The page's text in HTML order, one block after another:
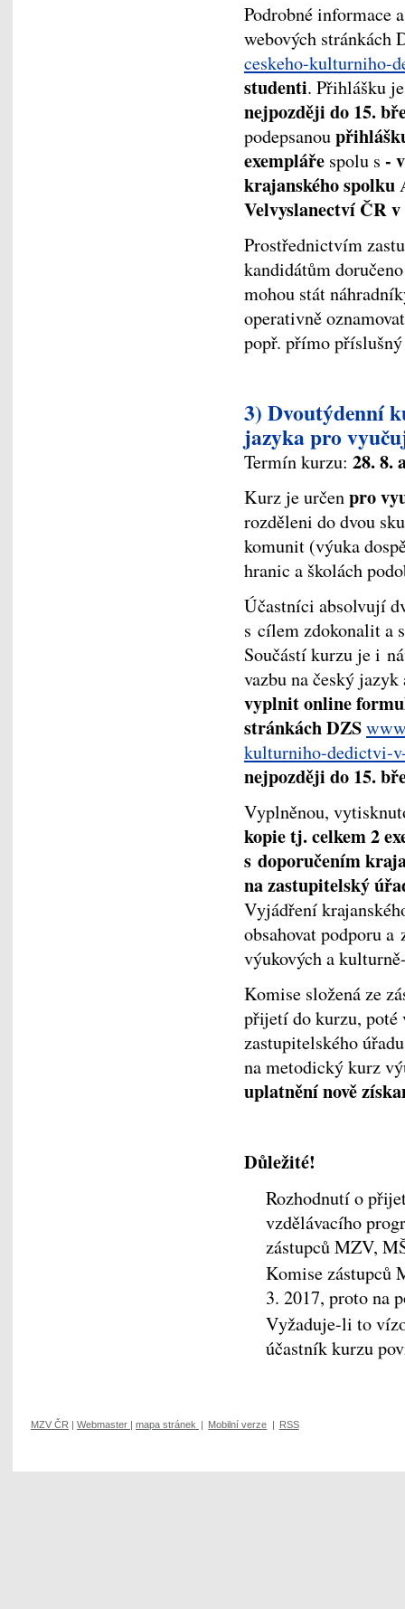
Podrobné informace
webových stránkách
ceskeho-kulturniho-
studenti. Přihlášku
nejpozději do 15.
podepsanou
exempláře spolu s -
krajanského spolku
Velvyslanectví ČR v
Prostřednictvím
kandidátům
mohou stát
operativně
popř. přímo
3) Dvoutýdenní
jazyka pro
Termín kurzu: 28. 8.
Kurz je určenpro
rozděleni do dvou
komunit (výuka
hranic a školách
Účastníci absolvují
s cílem zdokonalit a
Součástí kurzu je i
vazbu na český
vyplnit online
stránkách DZS
kulturniho-dedictvi-
nejpozději do 15.
Vyplněnou,
kopie tj. celkem 2
s doporučením
na zastupitelský
Vyjádření
obsahovat podporu
výukových a
Komise složená ze
přijetí do kurzu,
zastupitelského
na metodický kurz
uplatnění nově
Důležité!
Rozhodnutí o
vzdělávacího
zástupců MZV,
Komise zástupců
3. 2017, proto na
Vyžaduje-li to
účastník kurzu
MZV ČR | Webmaster | mapa stránek | Mobilní verze | RSS